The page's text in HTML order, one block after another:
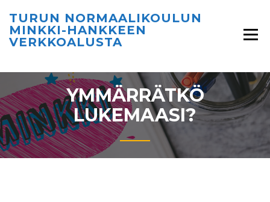
TURUN NORMAALIKOULUN
MINKKI-HANKKEEN
VERKKOALUSTA
YMMÄRRÄTKÖ
LUKEMAASI?